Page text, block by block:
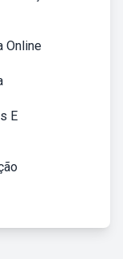
Online
E